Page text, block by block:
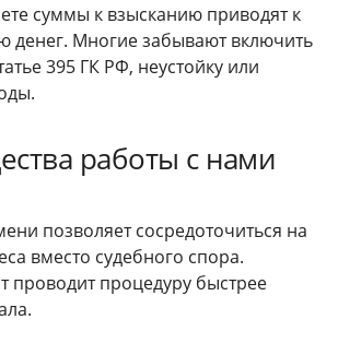
суммы к взысканию приводят к
денег. Многие забывают включить
395 ГК РФ, неустойку или
работы с нами
позволяет сосредоточиться на
вместо судебного спора.
проводит процедуру быстрее